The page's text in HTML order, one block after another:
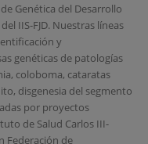
Genética del Desarrollo
IIS-FJD. Nuestras líneas
y
genéticas de patologías
coloboma, cataratas
disgenesia del segmento
por proyectos
de Salud Carlos III-
Federación de